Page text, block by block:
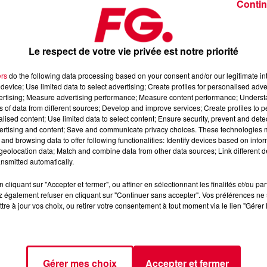
planétaires incontournables du moment.
). Ce qui est tombé à pic au moment de sa tournée dans
dernière était une franche réussite et une belle soirée à
entendu fait l'objet récemment de remixes, notamment de la
style feel good de l'original sans trop s'en éloigner.
de la chanteuse britannique. Et attention, ça détonne !
qu'il s'aventure dans des contrées plus électro. C'est chose
Bextoraux sonorités bien plus Deep voire Future Rave de
électro
boucle réalisée par Sophie Ellis-Bextor.
Le respect de votre vie privée est notre priorité
do the following data processing based on your consent and/or our legitimate
Use limited data to select advertising; Create profiles for personalised
Measure advertising performance; Measure content performance;
of data from different sources; Develop and improve services; Create profiles to
content; Use limited data to select content; Ensure security, prevent and
and content; Save and communicate privacy choices. These technologies
browsing data to offer following functionalities: Identify devices based on
data; Match and combine data from other data sources; Link different
automatically.
cliquant sur "Accepter et fermer", ou affiner en sélectionnant les finalités et/ou
également refuser en cliquant sur "Continuer sans accepter". Vos préférences
à jour vos choix, ou retirer votre consentement à tout moment via le lien
Gérer mes choix Accepter et fermer